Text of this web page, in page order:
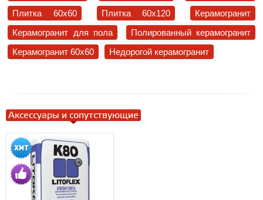
Плитка 60x60
Плитка 60x120
Керамогранит
Керамогранит для пола
Полированный керамогранит
Керамогранит 60x60
Недорогой керамогранит
Аксессуары и сопутствующие